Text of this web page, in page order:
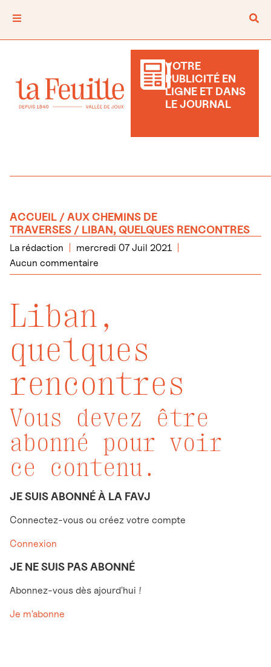
VOTRE
PUBLICITÉ EN
LIGNE ET DANS
LE JOURNAL
ACCUEIL /AUX CHEMINS DE
TRAVERSES / LIBAN, QUELQUES RENCONTRES
La rédaction
mercredi 07 Juil 2021
Aucun commentaire
Liban,
quelques
rencontres
Vous devez être
abonné pour voir
ce contenu.
JE SUIS ABONNÉ À LA FAVJ
Connectez-vous ou créez votre compte
Connexion
JE NE SUIS PAS ABONNÉ
Abonnez-vous dès ajourd'hui !
Je m'abonne